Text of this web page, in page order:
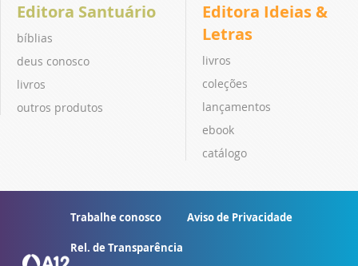
Editora Santuário
bíblias
deus conosco
livros
outros produtos
Editora Ideias &
Letras
livros
coleções
lançamentos
ebook
catálogo
Trabalhe conosco Aviso de Privacidade
Rel. de Transparência